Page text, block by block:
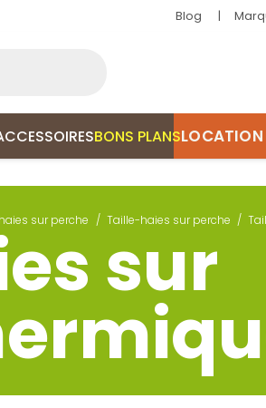
Blog
BONS PLANSLOCATION
sur perche / Taille-haies sur perche /
sur